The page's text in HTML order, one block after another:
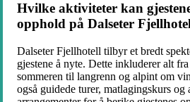
Hvilke aktiviteter kan
opphold på Dalseter
Dalseter Fjellhotell tilbyr et bredt
gjestene å nyte. Dette inkluderer alt
sommeren til langrenn og alpint om
også guidede turer, matlagingskurs og